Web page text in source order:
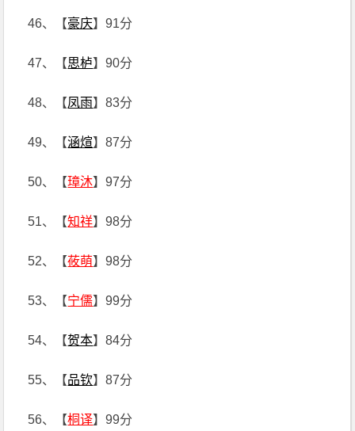
46、【豪庆】91分
47、【思栌】90分
48、【凤雨】83分
49、【涵煊】87分
50、【璋沐】97分
51、【知祥】98分
52、【莜萌】98分
53、【宁儒】99分
54、【贺本】84分
55、【品钦】87分
56、【桐译】99分